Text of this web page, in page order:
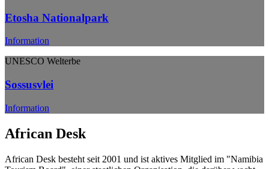
Etosha Nationalpark
Information
UNESCO Welterbe
Sossusvlei
Information
African Desk
African Desk besteht seit 2001 und ist aktives Mitglied im "Namibia